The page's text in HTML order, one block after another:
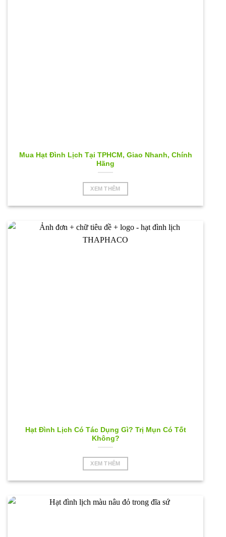
Mua Hạt Đình Lịch Tại TPHCM, Giao Nhanh, Chính
Hãng
XEM THÊM
Hạt Đình Lịch Có Tác Dụng Gì? Trị Mụn Có Tốt
Không?
XEM THÊM